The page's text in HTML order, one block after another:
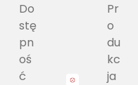
Do
stę
pn
oś
ć
Pr
o
du
kc
ja